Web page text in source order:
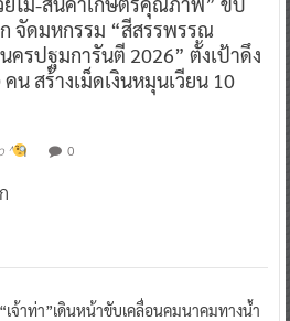
จัดมหกรรม “สีสรรพรรณ
ครปฐมการันตี 2026” ตั้งเป้าดึง
น สร้างเม็ดเงินหมุนเวียน 10
^ 0
เจ้าท่า”เดินหน้าขับเคลื่อนคมนาคมทางน้ำ